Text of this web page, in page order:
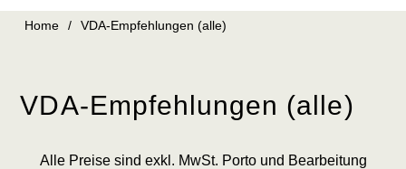
Home / VDA-Empfehlungen (alle)
VDA-Empfehlungen (alle)
Alle Preise sind exkl. MwSt. Porto und Bearbeitung